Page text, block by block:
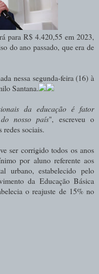
para R$ 4.420,55 em 2023,
do ano passado, que era de
nessa segunda-feira (16) à
Santana.
da educação é fator
nosso país", escreveu o
sociais.
ser corrigido todos os anos
por aluno referente aos
urbano, estabelecido pelo
da Educação Básica
o reajuste de 15% no